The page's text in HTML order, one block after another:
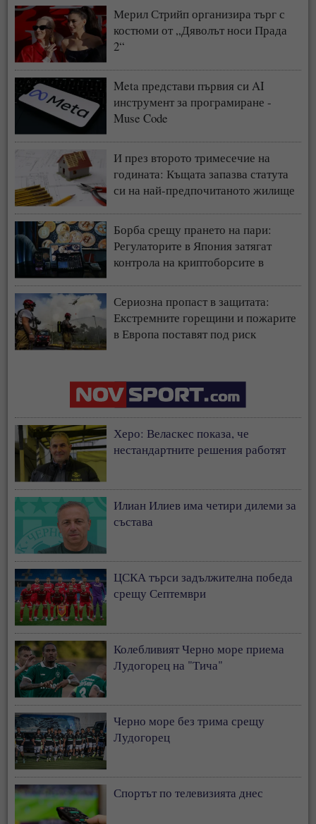
Мерил Стрийп организира търг с
костюми от „Дяволът носи Прада
2“
Meta представи първия си AI
инструмент за програмиране -
Muse Code
И през второто тримесечие на
годината: Къщата запазва статута
си на най-предпочитаното жилище
Борба срещу прането на пари:
Регулаторите в Япония затягат
контрола на криптоборсите в
Сериозна пропаст в защитата:
Екстремните горещини и пожарите
в Европа поставят под риск
Херо: Веласкес показа, че
нестандартните решения работят
Илиан Илиев има четири дилеми за
състава
ЦСКА търси задължителна победа
срещу Септември
Колебливият Черно море приема
Лудогорец на "Тича"
Черно море без трима срещу
Лудогорец
Спортът по телевизията днес